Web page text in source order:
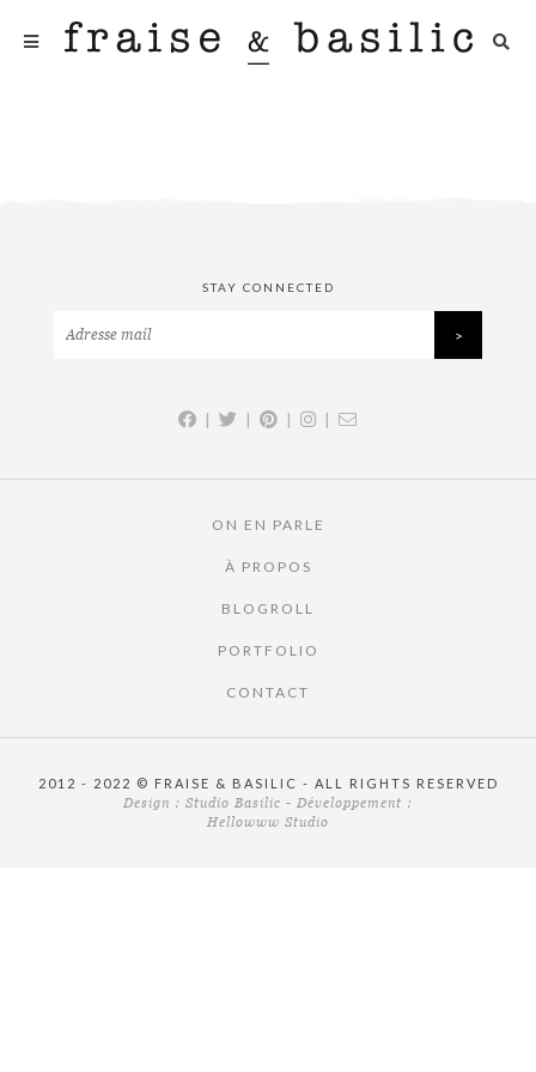
STAY CONNECTED
| | | |
ON EN PARLE
À PROPOS
BLOGROLL
PORTFOLIO
CONTACT
2012 - 2022 © FRAISE & BASILIC - ALL RIGHTS RESERVED
Design : Studio Basilic - Développement :
Hellowww Studio